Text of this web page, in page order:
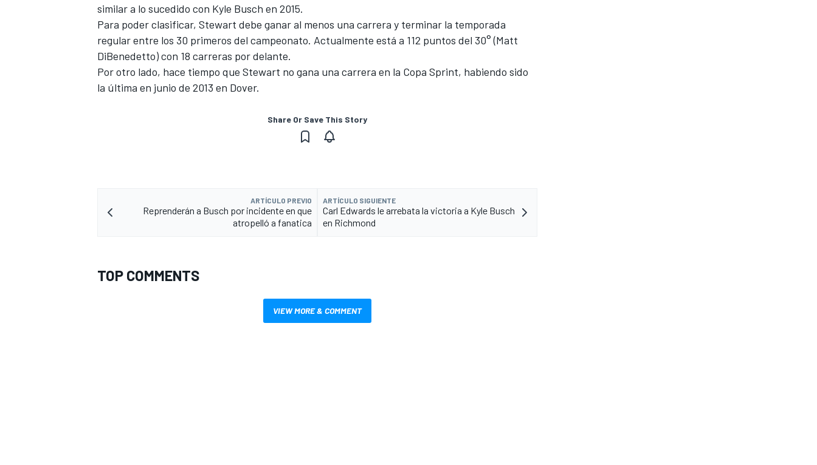
similar a lo sucedido con Kyle Busch en 2015.
Para poder clasificar, Stewart debe ganar al menos una carrera y terminar la temporada
regular entre los 30 primeros del campeonato. Actualmente está a 112 puntos del 30° (Matt
DiBenedetto) con 18 carreras por delante.
Por otro lado, hace tiempo que Stewart no gana una carrera en la Copa Sprint, habiendo sido
la última en junio de 2013 en Dover.
Share Or Save This Story
ARTÍCULO PREVIO
Reprenderán a Busch por incidente en que
atropelló a fanatica
ARTÍCULO SIGUIENTE
Carl Edwards le arrebata la victoria a Kyle Busch
en Richmond
TOP COMMENTS
VIEW MORE & COMMENT